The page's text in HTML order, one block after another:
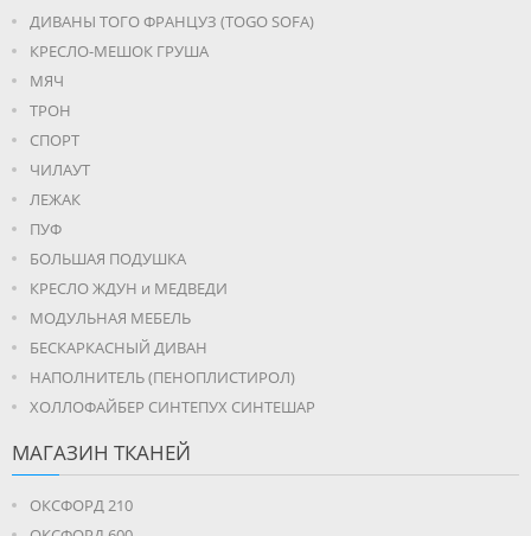
ДИВАНЫ ТОГО ФРАНЦУЗ (TOGO SOFA)
КРЕСЛО-МЕШОК ГРУША
МЯЧ
ТРОН
СПОРТ
ЧИЛАУТ
ЛЕЖАК
ПУФ
БОЛЬШАЯ ПОДУШКА
КРЕСЛО ЖДУН и МЕДВЕДИ
МОДУЛЬНАЯ МЕБЕЛЬ
БЕСКАРКАСНЫЙ ДИВАН
НАПОЛНИТЕЛЬ (ПЕНОПЛИСТИРОЛ)
ХОЛЛОФАЙБЕР СИНТЕПУХ СИНТЕШАР
МАГАЗИН ТКАНЕЙ
ОКСФОРД 210